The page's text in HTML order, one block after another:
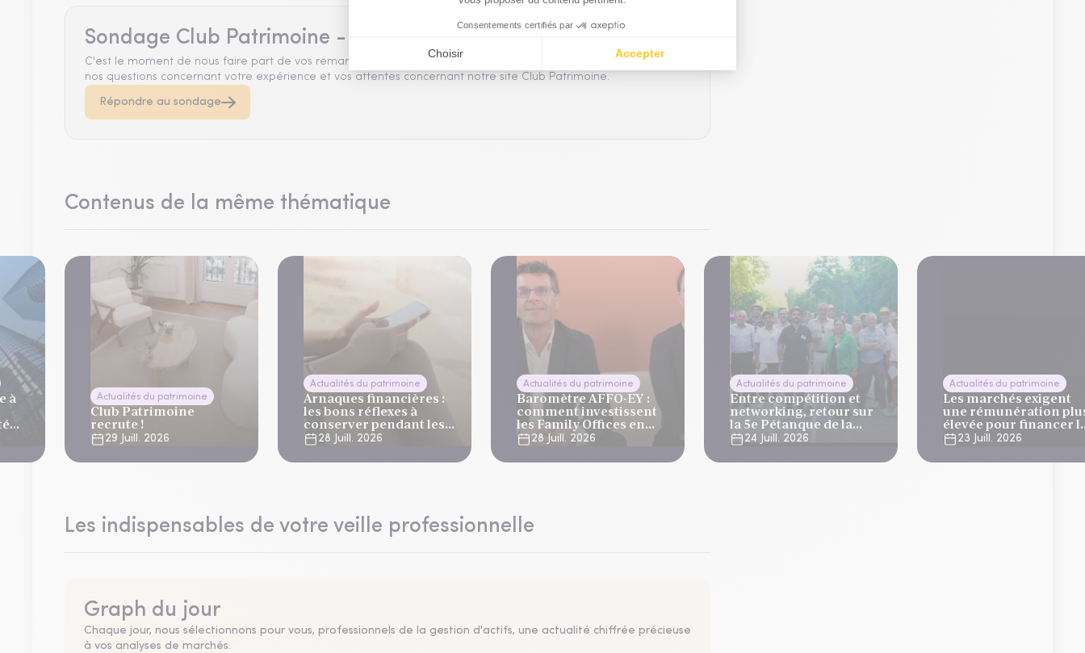
Sondage Club Patrimoine - A vos suggestions !
C'est le moment de nous faire part de vos remarques et suggestions. Prenez quelques instants pour répondre à
nos questions concernant votre expérience et vos attentes concernant notre site Club Patrimoine.
Répondre au sondage
Contenus de la même thématique
à
Actualités du patrimoine
Club Patrimoine
recrute !
29 Juill. 2026
Actualités du patrimoine
Arnaques financières :
les bons réflexes à
conserver pendant les
vacances
28 Juill. 2026
Actualités du patrimoine
Baromètre AFFO-EY :
comment investissent
les Family Offices en
2026 ?
28 Juill. 2026
Actualités du patrimoine
Entre compétition et
networking, retour sur
la 5e Pétanque de la
Finance
24 Juill. 2026
Actualités du patrimoine
Les marchés exigent
une rémunération
élevée pour financer
dette française
23 Juill. 2026
Les indispensables de votre veille professionnelle
Graph du jour
Chaque jour, nous sélectionnons pour vous, professionnels de la gestion d'actifs, une actualité chiffrée précieuse
à vos analyses de marchés.